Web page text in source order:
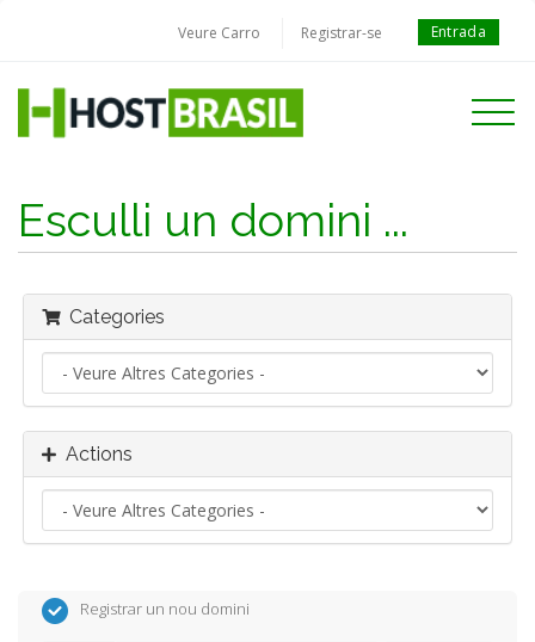
Veure Carro Registrar-se Entrada
Toggle
Esculli un domini ...
Categories
Actions
Registrar un nou domini